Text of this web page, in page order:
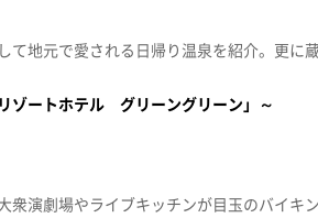
ゾートホテル グリーングリーン」～